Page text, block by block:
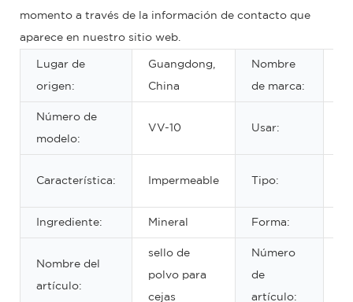
momento a través de la información de contacto que
aparece en nuestro sitio web.
Lugar de
origen:
Guangdong,
China
Nombre
de marca:
Número de
modelo:
VV-10 Usar:
Característica: Impermeable Tipo:
Ingrediente: Mineral Forma:
Nombre del
artículo:
sello de
polvo para
cejas
Número
de
artículo: